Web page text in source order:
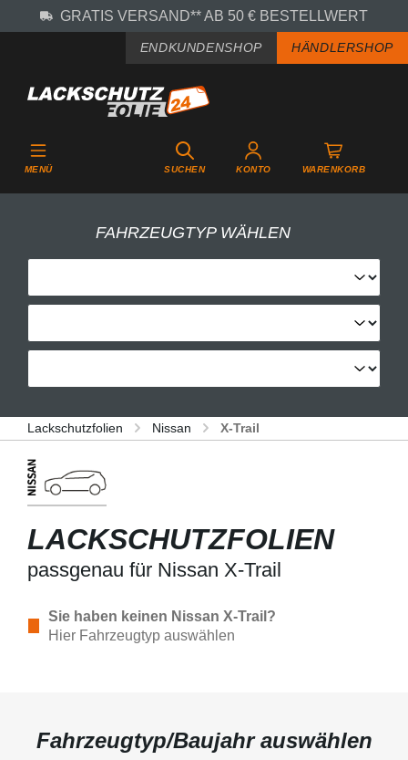
Zum Hauptinhalt springen
GRATIS VERSAND** AB 50 € BESTELLWERT
ENDKUNDENSHOP HÄNDLERSHOP
MENÜ SUCHEN KONTO WARENKORB
FAHRZEUGTYP WÄHLEN
Lackschutzfolien Nissan X-Trail
LACKSCHUTZFOLIEN
passgenau für Nissan X-Trail
Sie haben keinen Nissan X-Trail?
Hier Fahrzeugtyp auswählen
Fahrzeugtyp/Baujahr auswählen